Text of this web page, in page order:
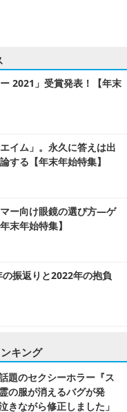
2021」受賞発表！【年末
イム」。永久に答えは出
する【年末年始特集】
ー向け眼鏡の選び方―ゲ
末年始特集】
振返りと2022年の抱負
キング
題のセクシーホラー『ス
の服が消えるバグが発
きながら修正しました」